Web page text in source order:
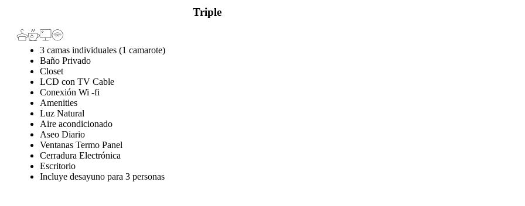
Triple
3 camas individuales (1 camarote)
Baño Privado
Closet
LCD con TV Cable
Conexión Wi -fi
Amenities
Luz Natural
Aire acondicionado
Aseo Diario
Ventanas Termo Panel
Cerradura Electrónica
Escritorio
Incluye desayuno para 3 personas